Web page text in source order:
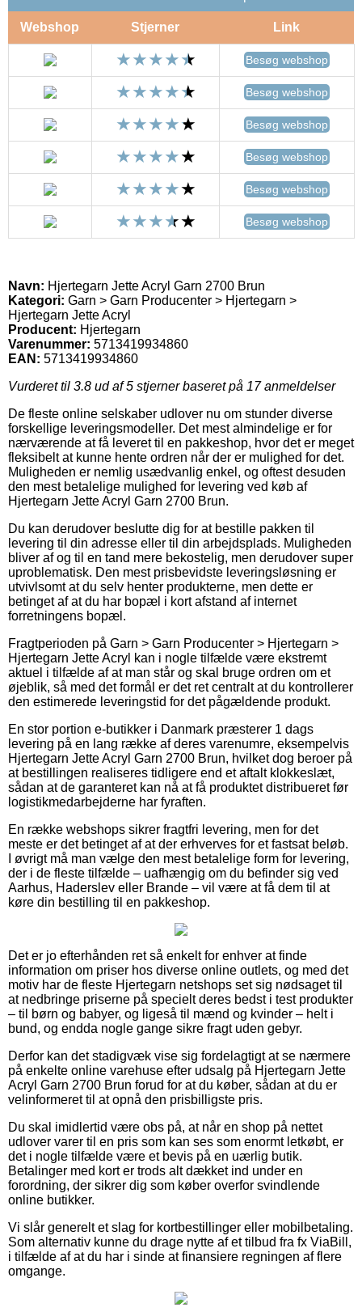
Webshop Stjerner Link
Besøg webshop
Besøg webshop
Besøg webshop
Besøg webshop
Besøg webshop
Besøg webshop
Navn: Hjertegarn Jette Acryl Garn 2700 Brun
Kategori: Garn > Garn Producenter > Hjertegarn >
Hjertegarn Jette Acryl
Producent: Hjertegarn
Varenummer: 5713419934860
EAN: 5713419934860
Vurderet til 3.8 ud af 5 stjerner baseret på 17anmeldelser
De fleste online selskaber udlover nu om stunder diverse
forskellige leveringsmodeller. Det mest almindelige er for
nærværende at få leveret til en pakkeshop, hvor det er meget
fleksibelt at kunne hente ordren når der er mulighed for det.
Muligheden er nemlig usædvanlig enkel, og oftest desuden
den mest betalelige mulighed for levering ved køb af
Hjertegarn Jette Acryl Garn 2700 Brun.
Du kan derudover beslutte dig for at bestille pakken til
levering til din adresse eller til din arbejdsplads. Muligheden
bliver af og til en tand mere bekostelig, men derudover super
uproblematisk. Den mest prisbevidste leveringsløsning er
utvivlsomt at du selv henter produkterne, men dette er
betinget af at du har bopæl i kort afstand af internet
forretningens bopæl.
Fragtperioden på Garn > Garn Producenter > Hjertegarn >
Hjertegarn Jette Acryl kan i nogle tilfælde være ekstremt
aktuel i tilfælde af at man står og skal bruge ordren om et
øjeblik, så med det formål er det ret centralt at du kontrollerer
den estimerede leveringstid for det pågældende produkt.
En stor portion e-butikker i Danmark præsterer 1 dags
levering på en lang række af deres varenumre, eksempelvis
Hjertegarn Jette Acryl Garn 2700 Brun, hvilket dog beroer på
at bestillingen realiseres tidligere end et aftalt klokkeslæt,
sådan at de garanteret kan nå at få produktet distribueret før
logistikmedarbejderne har fyraften.
En række webshops sikrer fragtfri levering, men for det
meste er det betinget af at der erhverves for et fastsat beløb.
I øvrigt må man vælge den mest betalelige form for levering,
der i de fleste tilfælde – uafhængig om du befinder sig ved
Aarhus, Haderslev eller Brande – vil være at få dem til at
køre din bestilling til en pakkeshop.
Det er jo efterhånden ret så enkelt for enhver at finde
information om priser hos diverse online outlets, og med det
motiv har de fleste Hjertegarn netshops set sig nødsaget til
at nedbringe priserne på specielt deres bedst i test produkter
– til børn og babyer, og ligeså til mænd og kvinder – helt i
bund, og endda nogle gange sikre fragt uden gebyr.
Derfor kan det stadigvæk vise sig fordelagtigt at se nærmere
på enkelte online varehuse efter udsalg på Hjertegarn Jette
Acryl Garn 2700 Brun forud for at du køber, sådan at du er
velinformeret til at opnå den prisbilligste pris.
Du skal imidlertid være obs på, at når en shop på nettet
udlover varer til en pris som kan ses som enormt letkøbt, er
det i nogle tilfælde være et bevis på en uærlig butik.
Betalinger med kort er trods alt dækket ind under en
forordning, der sikrer dig som køber overfor svindlende
online butikker.
Vi slår generelt et slag for kortbestillinger eller mobilbetaling.
Som alternativ kunne du drage nytte af et tilbud fra fx ViaBill,
i tilfælde af at du har i sinde at finansiere regningen af flere
omgange.